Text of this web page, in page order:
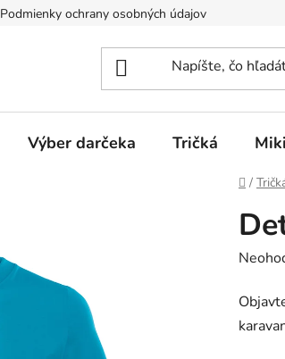
Podmienky ochrany osobných údajov
Výber darčeka Tričká
Domov
/
je